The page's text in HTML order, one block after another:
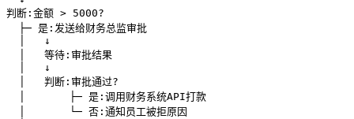
判断:金额 > 5000?
  ├─ 是:发送给财务总监审批
  │   ↓
  │   等待:审批结果
  │   ↓
  │   判断:审批通过?
  │       ├─ 是:调用财务系统API打款
  │       └─ 否:通知员工被拒原因